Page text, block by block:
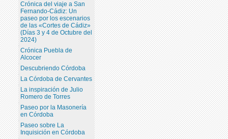
Crónica del viaje a San
Fernando-Cádiz: Un
paseo por los escenarios
de las «Cortes de Cádiz»
(Días 3 y 4 de Octubre del
2024)
Crónica Puebla de
Alcocer
Descubriendo Córdoba
La Córdoba de Cervantes
La inspiración de Julio
Romero de Torres
Paseo por la Masonería
en Córdoba
Paseo sobre La
Inquisición en Córdoba